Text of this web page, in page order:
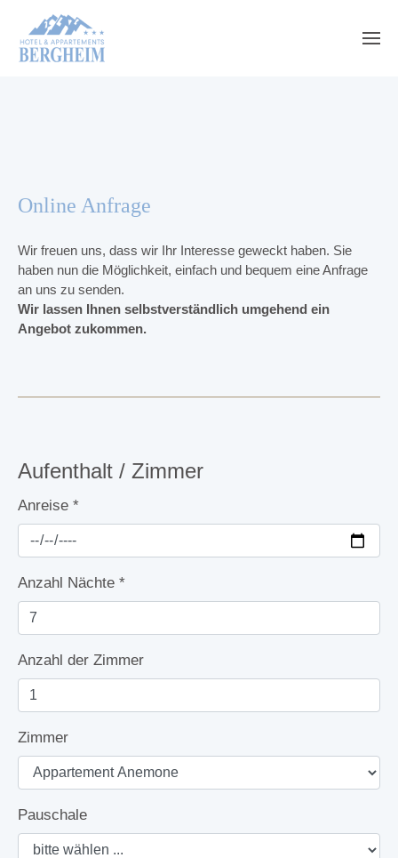
Online Anfrage
Wir freuen uns, dass wir Ihr Interesse geweckt haben. Sie
haben nun die Möglichkeit, einfach und bequem eine Anfrage
an uns zu senden.
Wir lassen Ihnen selbstverständlich umgehend ein
Angebot zukommen.
Aufenthalt / Zimmer
Anreise *
Anzahl Nächte *
Anzahl der Zimmer
Zimmer
Pauschale